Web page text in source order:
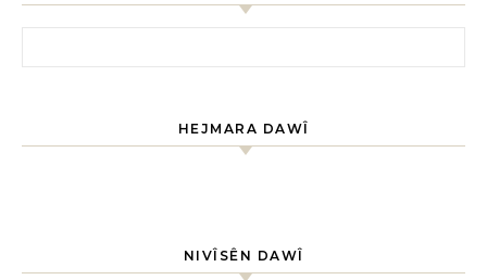
HEJMARA DAWÎ
NIVÎSÊN DAWÎ